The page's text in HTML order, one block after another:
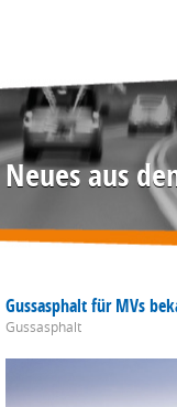
Neues aus
Gussasphalt für MVs
Gussasphalt